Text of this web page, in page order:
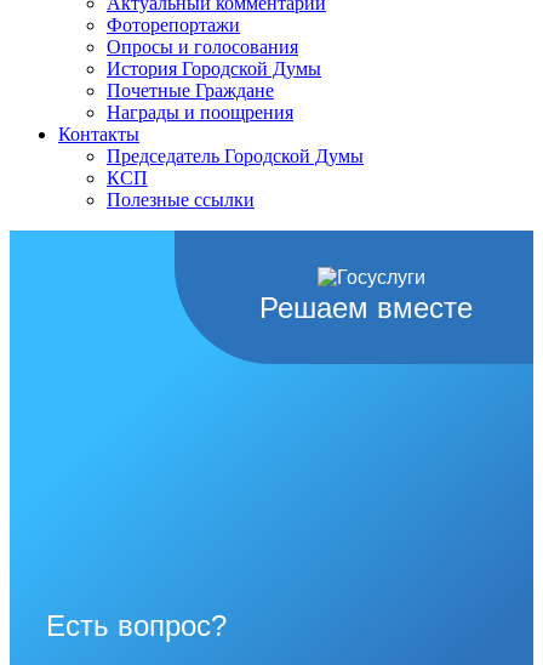
Фоторепортажи
Опросы и голосования
История Городской Думы
Почетные Граждане
Награды и поощрения
Контакты
Председатель Городской Думы
КСП
Полезные ссылки
Решаем вместе
Есть вопрос?